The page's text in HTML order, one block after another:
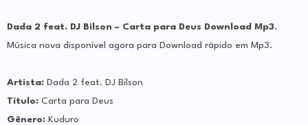
Dada 2 feat. DJ Bilson – Carta para Deus Download Mp3.
Música nova disponível agora para Download rápido em Mp3.
Artista: Dada 2 feat. DJ Bilson
Título: Carta para Deus
Gênero: Kuduro